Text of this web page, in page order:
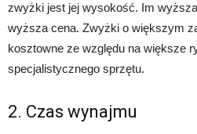
zwyżki jest jej wysokość. Im
wyższa cena. Zwyżki o większym
kosztowne ze względu na większe
specjalistycznego sprzętu.
2. Czas wynajmu